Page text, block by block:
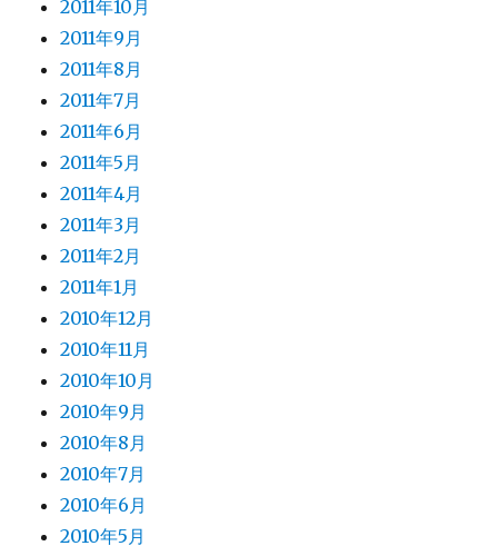
2011年10月
2011年9月
2011年8月
2011年7月
2011年6月
2011年5月
2011年4月
2011年3月
2011年2月
2011年1月
2010年12月
2010年11月
2010年10月
2010年9月
2010年8月
2010年7月
2010年6月
2010年5月